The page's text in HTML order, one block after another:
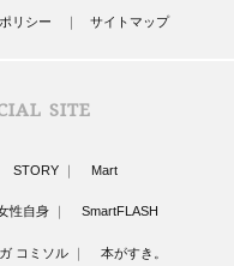
リシー サイトマップ
SITE
STORY Mart
性自身 SmartFLASH
コミソル 本がすき。